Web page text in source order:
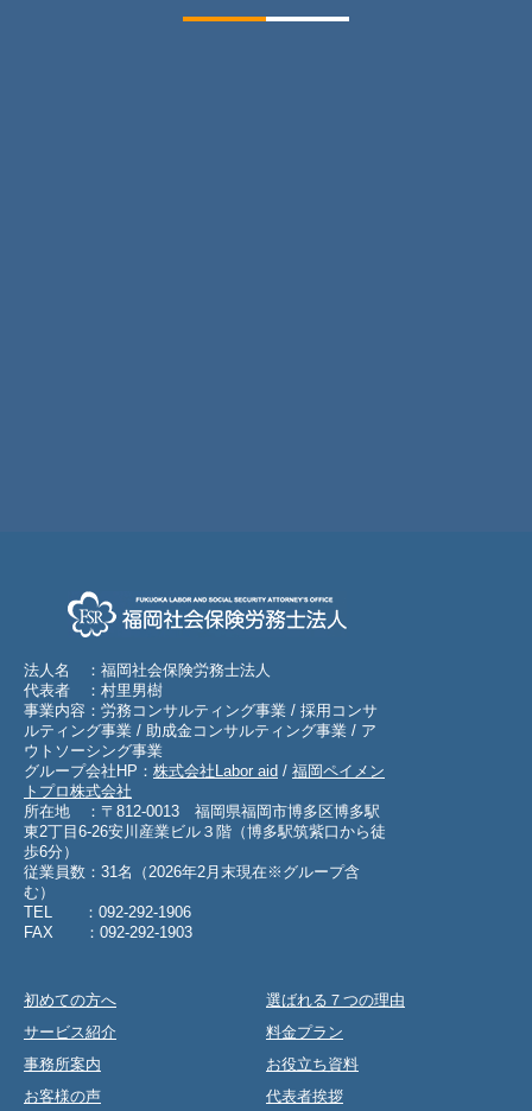
法人名 ：福岡社会保険労務士法人
代表者 ：村里男樹
事業内容：労務コンサルティング事業 / 採用コンサ
ルティング事業 / 助成金コンサルティング事業 / ア
ウトソーシング事業
グループ会社HP： 株式会社Labor aid / 福岡ペイメン
トプロ株式会社
所在地 ：〒812-0013 福岡県福岡市博多区博多駅
東2丁目6-26安川産業ビル３階（博多駅筑紫口から徒
歩6分）
従業員数：31名（2026年2月末現在※グループ含
む）
TEL ：092-292-1906
FAX ：092-292-1903
初めての方へ
選ばれる７つの理由
サービス紹介
料金プラン
事務所案内
お役立ち資料
お客様の声
代表者挨拶